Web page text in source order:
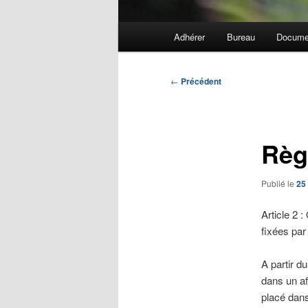
Adhérer Bureau
Navigation
← Précédent
Publié le
Article 2 :
fixées
A partir
dans un
placé